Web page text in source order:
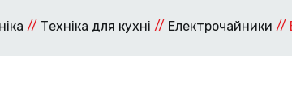
// Техніка для кухні // Електрочайники //